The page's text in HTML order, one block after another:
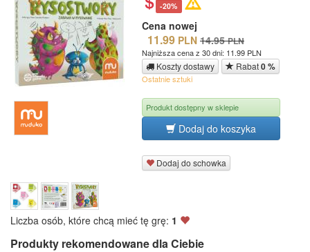
-20%
Cena nowej
11.99 PLN 14.95 PLN
Najniższa cena z 30 dni: 11.99 PLN
Koszty dostawy Rabat0 %
Ostatnie sztuki
Produkt dostępny w sklepie
Dodaj do koszyka
Dodaj do schowka
Liczba osób, które chcą mieć tę grę: 1
Produkty rekomendowane dla Ciebie